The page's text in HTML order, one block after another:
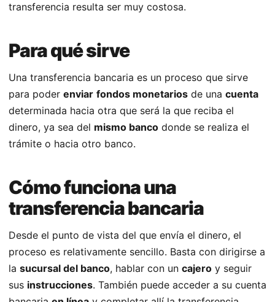
transferencia resulta ser muy costosa.
Para qué sirve
Una transferencia bancaria es un proceso que sirve
para poder enviar fondos monetarios de una cuenta
determinada hacia otra que será la que reciba el
dinero, ya sea del mismo banco donde se realiza el
trámite o hacia otro banco.
Cómo funciona una
transferencia bancaria
Desde el punto de vista del que envía el dinero, el
proceso es relativamente sencillo. Basta con dirigirse a
la sucursal del banco, hablar con un cajero y seguir
sus instrucciones. También puede acceder a su cuenta